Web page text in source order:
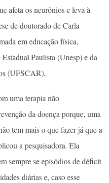
afeta os neurônios e leva à
de doutorado de Carla
em educação física,
Paulista (Unesp) e da
(UFSCAR).
uma terapia não
da doença porque, uma
tem mais o que fazer já que a
a pesquisadora. Ela
sempre se episódios de déficit
diárias e, caso esse